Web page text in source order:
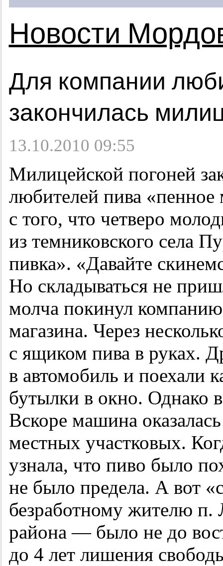
Новости
Для компании
закончилась
13.10.2010 09:55
Милицейской погоней
любителей пива «пенное
с того, что четверо
из темниковского села
пивка». «Давайте
Но складываться не
молча покинул
магазина. Через
с ящиком пива в руках.
в автомобиль и поехали
бутылки в окно. Однако
Вскоре машина
местных участковых.
узнала, что пиво было
не было предела. А вот
безработному жителю п.
района — было не до
до 4 лет лишения